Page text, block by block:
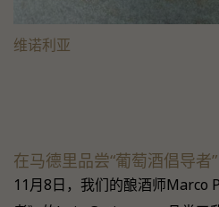
维诺利亚
在马德里品尝“葡萄酒倡导者”
11月8日，我们的酿酒师Marco